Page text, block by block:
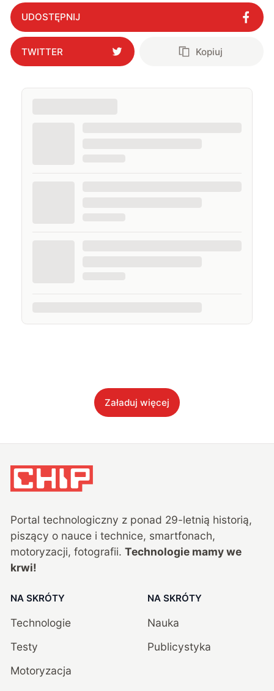
UDOSTĘPNIJ
TWITTER Kopiuj
Załaduj więcej
Portal technologiczny z ponad 29-letnią historią,
piszący o nauce i technice, smartfonach,
motoryzacji, fotografii. Technologie mamy we
krwi!
NA SKRÓTY
Technologie
Testy
Motoryzacja
NA SKRÓTY
Nauka
Publicystyka